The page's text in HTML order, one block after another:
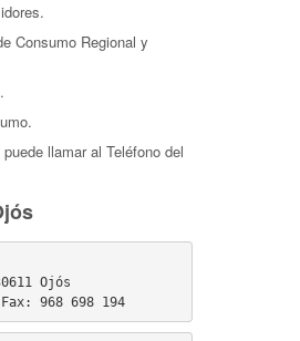
Consumo Regional y
llamar al Teléfono del
Ojós
968 698 194